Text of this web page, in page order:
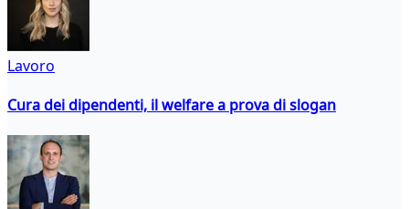
Lavoro
Cura dei dipendenti, il welfare a prova di slogan